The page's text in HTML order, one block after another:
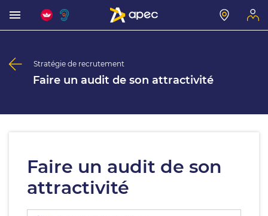
Stratégie de recrutement
Faire un audit de son attractivité
Faire un audit de son
attractivité